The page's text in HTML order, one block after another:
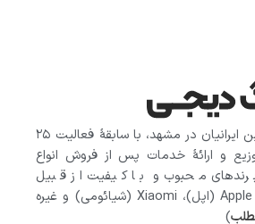
شرکت فرهنگ تجارت آذین ایرانیان در مشهد، با سابقهٔ فعالیت ۲۵
و ارائهٔ خدمات پس از فروش انواع
محبوب و با کیفیت از قبیل
Samsung (سامسونگ) Apple (اپل)، Xiaomi (شیائومی)‌ و غیره
)